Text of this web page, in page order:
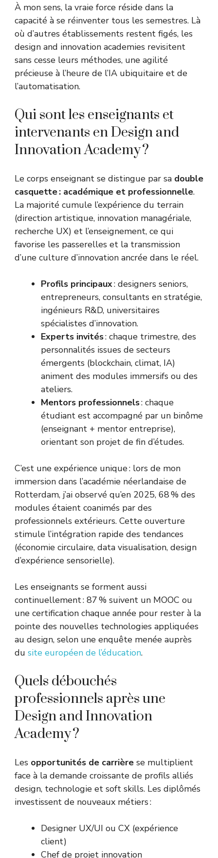
À mon sens, la vraie force réside dans la
capacité à se réinventer tous les semestres. Là
où d’autres établissements restent figés, les
design and innovation academies revisitent
sans cesse leurs méthodes, une agilité
précieuse à l’heure de l’IA ubiquitaire et de
l’automatisation.
Qui sont les enseignants et
intervenants en Design and
Innovation Academy ?
Le corps enseignant se distingue par sa double
casquette : académique et professionnelle.
La majorité cumule l’expérience du terrain
(direction artistique, innovation managériale,
recherche UX) et l’enseignement, ce qui
favorise les passerelles et la transmission
d’une culture d’innovation ancrée dans le réel.
Profils principaux: designers seniors,
entrepreneurs, consultants en stratégie,
ingénieurs R&D, universitaires
spécialistes d’innovation.
Experts invités: chaque trimestre, des
personnalités issues de secteurs
émergents (blockchain, climat, IA)
animent des modules immersifs ou des
ateliers.
Mentors professionnels: chaque
étudiant est accompagné par un binôme
(enseignant + mentor entreprise),
orientant son projet de fin d’études.
C’est une expérience unique : lors de mon
immersion dans l’académie néerlandaise de
Rotterdam, j’ai observé qu’en 2025, 68 % des
modules étaient coanimés par des
professionnels extérieurs. Cette ouverture
stimule l’intégration rapide des tendances
(économie circulaire, data visualisation, design
d’expérience sensorielle).
Les enseignants se forment aussi
continuellement : 87 % suivent un MOOC ou
une certification chaque année pour rester à la
pointe des nouvelles technologies appliquées
au design, selon une enquête menée auprès
du site européen de l’éducation.
Quels débouchés
professionnels après une
Design and Innovation
Academy ?
Les opportunités de carrière se multiplient
face à la demande croissante de profils alliés
design, technologie et soft skills. Les diplômés
investissent de nouveaux métiers :
Designer UX/UI ou CX (expérience
client)
Chef de projet innovation